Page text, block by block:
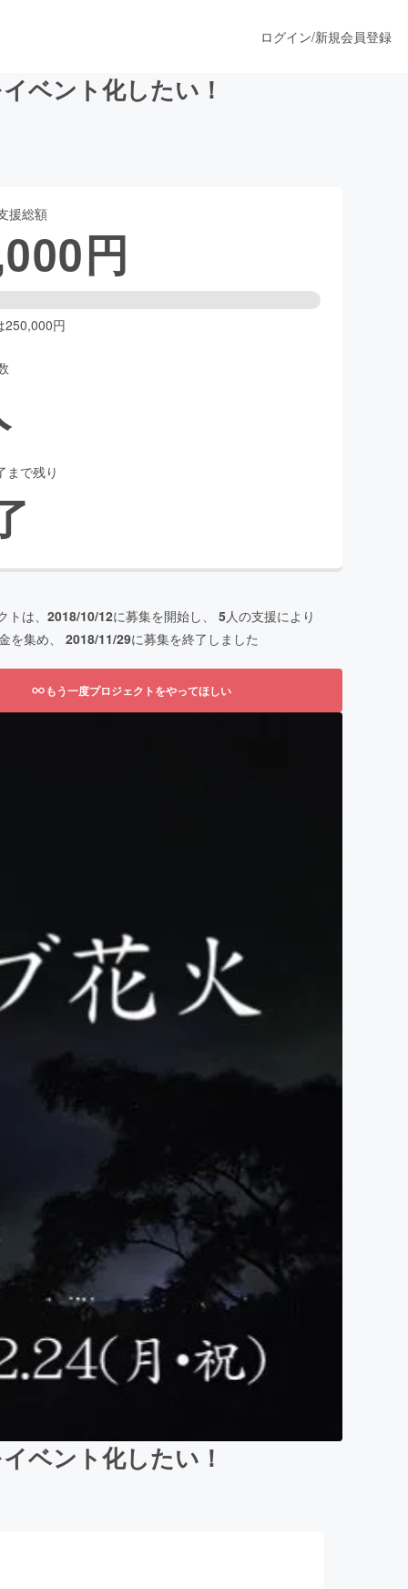
ファッション
ログイン/新規会員登録
ベント化したい！
援総額
円
250,000円
まで残り
は、 2018/10/12に募集を開始し、 5人の支援により
を集め、 2018/11/29に募集を終了しました
もう一度プロジェクトをやってほしい
ベント化したい！